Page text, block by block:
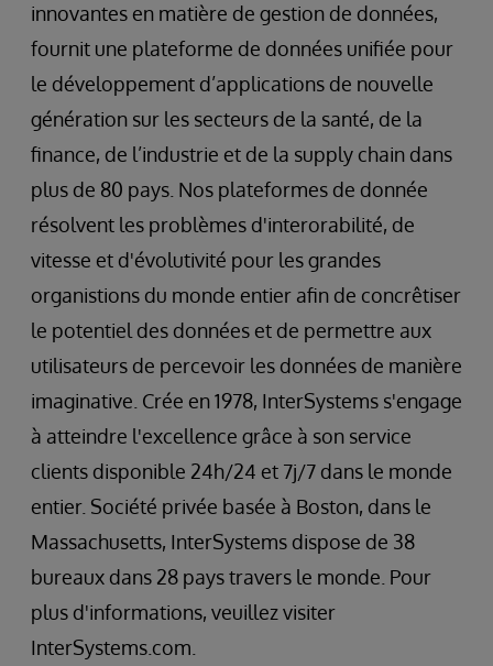
innovantes en matière de gestion de données,
fournit une plateforme de données unifiée pour
le développement d’applications de nouvelle
génération sur les secteurs de la santé, de la
finance, de l’industrie et de la supply chain dans
plus de 80 pays. Nos plateformes de donnée
résolvent les problèmes d'interorabilité, de
vitesse et d'évolutivité pour les grandes
organistions du monde entier afin de concrêtiser
le potentiel des données et de permettre aux
utilisateurs de percevoir les données de manière
imaginative. Crée en 1978, InterSystems s'engage
à atteindre l'excellence grâce à son service
clients disponible 24h/24 et 7j/7 dans le monde
entier. Société privée basée à Boston, dans le
Massachusetts, InterSystems dispose de 38
bureaux dans 28 pays travers le monde. Pour
plus d'informations, veuillez visiter
InterSystems.com.